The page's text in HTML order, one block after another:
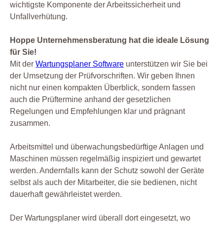
wichtigste Komponente der Arbeitssicherheit und
Unfallverhütung.
Hoppe Unternehmensberatung hat die ideale Lösung
für Sie!
Mit der Wartungsplaner Software unterstützen wir Sie bei
der Umsetzung der Prüfvorschriften. Wir geben Ihnen
nicht nur einen kompakten Überblick, sondern fassen
auch die Prüftermine anhand der gesetzlichen
Regelungen und Empfehlungen klar und prägnant
zusammen.
Arbeitsmittel und überwachungsbedürftige Anlagen und
Maschinen müssen regelmäßig inspiziert und gewartet
werden. Andernfalls kann der Schutz sowohl der Geräte
selbst als auch der Mitarbeiter, die sie bedienen, nicht
dauerhaft gewährleistet werden.
Der Wartungsplaner wird überall dort eingesetzt, wo